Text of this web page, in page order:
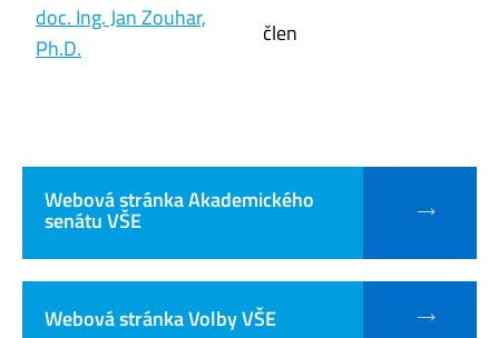
doc. Ing. Jan Zouhar,
Ph.D.
člen
Webová stránka Akademického
senátu VŠE
Webová stránka Volby VŠE